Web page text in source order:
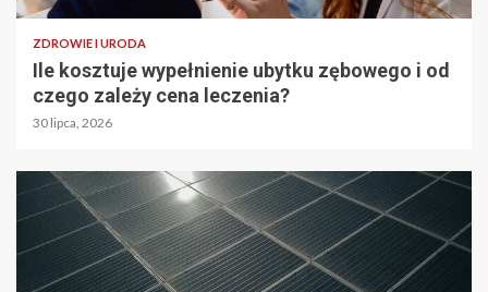
ZDROWIE I URODA
Ile kosztuje wypełnienie ubytku zębowego i od
czego zależy cena leczenia?
30 lipca, 2026